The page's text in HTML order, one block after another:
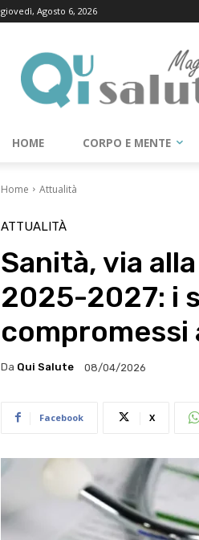
giovedì, Agosto 6, 2026
HOME CORPO E MENTE
Home Attualità
ATTUALITÀ
Sanità, via
2025-2027: i
compromessi
Da Qui Salute 08/04/2026
Facebook X